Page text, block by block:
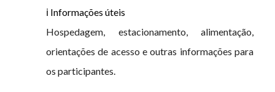
ℹ️ Informações úteis
Hospedagem, estacionamento, alimentação,
orientações de acesso e outras informações para
os participantes.